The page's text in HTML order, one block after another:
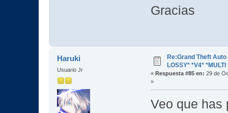
Gracias
Haruki
Usuario Jr
Re:Grand Theft
LOSSY* *V4*
« Respuesta #85 en: 29 de
»
Veo que has